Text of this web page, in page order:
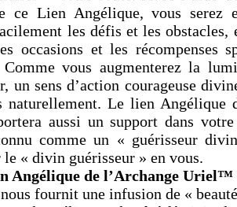
ce Lien Angélique, vous serez
les défis et les obstacles,
occasions et les récompenses
vous augmenterez la
un sens d’action courageuse
naturellement. Le lien Angélique
aussi un support dans
comme un « guérisseur
« divin guérisseur » en vous.
Angélique de l’Archange Uriel™
fournit une infusion de «